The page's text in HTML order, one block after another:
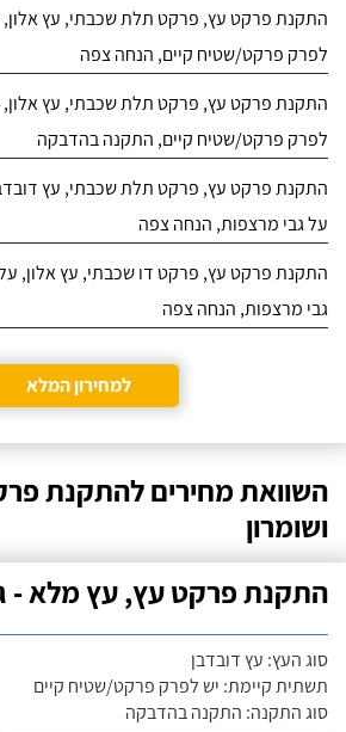
התקנת פרקט עץ, פרקט תלת שכבתי, עץ אלון,
לפרק פרקט/שטיח קיים, הנחה צפה
התקנת פרקט עץ, פרקט תלת שכבתי, עץ אלון,
לפרק פרקט/שטיח קיים, התקנה בהדבקה
התקנת פרקט עץ, פרקט תלת שכבתי, עץ
על גבי מרצפות, הנחה צפה
התקנת פרקט עץ, פרקט דו שכבתי, עץ אלון,
גבי מרצפות, הנחה צפה
למחירון המלא
השוואת מחירים להתקנת
ושומרון
התקנת פרקט עץ, עץ מלא -
סוג העץ: עץ דובדבן
תשתית קיימת: יש לפרק פרקט/שטיח קיים
סוג התקנה: התקנה בהדבקה